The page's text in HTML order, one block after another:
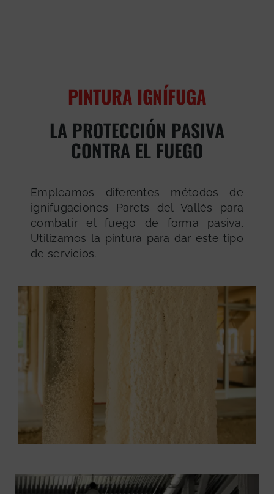
PINTURA IGNÍFUGA
LA PROTECCIÓN PASIVA
CONTRA EL FUEGO
Empleamos diferentes métodos de
ignifugaciones Parets del Vallès para
combatir el fuego de forma pasiva.
Utilizamos la pintura para dar este tipo
de servicios.